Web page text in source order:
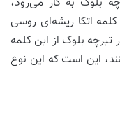
کلمه اتکا ریشه‌ای روسی
بلوک از این کلمه
این است که این نوع